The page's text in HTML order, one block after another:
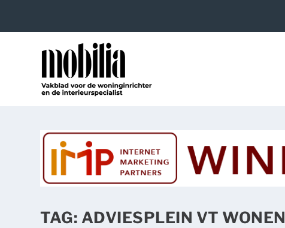
TAG: ADVIESPLEIN VT WONEN